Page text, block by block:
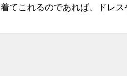
着てこれるのであれば、ドレス